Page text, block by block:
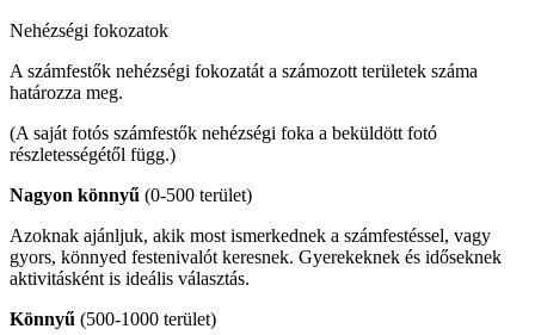
Nehézségi fokozatok
A számfestők nehézségi fokozatát a számozott területek száma
határozza meg.
(A saját fotós számfestők nehézségi foka a beküldött fotó
részletességétől függ.)
Nagyon könnyű (0-500 terület)
Azoknak ajánljuk, akik most ismerkednek a számfestéssel, vagy
gyors, könnyed festenivalót keresnek. Gyerekeknek és időseknek
aktivitásként is ideális választás.
Könnyű (500-1000 terület)